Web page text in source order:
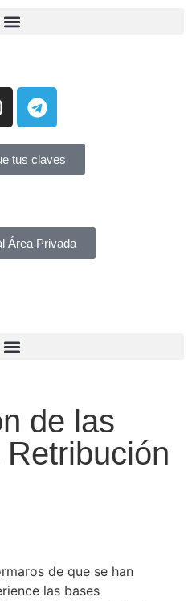
tus claves
Área Privada
de las
de que se han
las bases